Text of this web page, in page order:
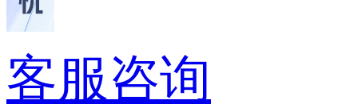
客服咨询